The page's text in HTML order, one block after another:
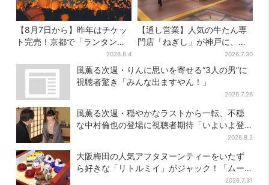
【8月7日から】昨年はチケッ
ト完売！京都で「ランタンフ
ェス」、最大3500の光が夜空
に…会場には縁日も
2026.8.4
【通し営業】人気の牛たん専
門店「ねぎし」が神戸に、
「想像しただけでお腹空
く…」SNSで喜びの声
2026.7.30
風薫る次週・りんに思いを寄せる“3人の男”に
視聴者驚き「みんな出ますやん！」
2026.7.26
風薫る次週・穏やかなラストから一転、不穏
な中村倫也の登場に視聴者期待「いよいよ登
2026.8.2
大阪梅田の人気アフタヌーンティーをいたず
ら好きな「リトルミイ」がジャック！「ムー
2026.7.31